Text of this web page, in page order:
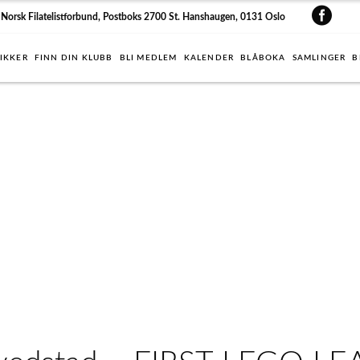
Norsk Filatelistforbund, Postboks 2700 St. Hanshaugen, 0131 Oslo
FINN DIN KLUBB BLI MEDLEM KALENDER BLÅBOKA SAMLINGER